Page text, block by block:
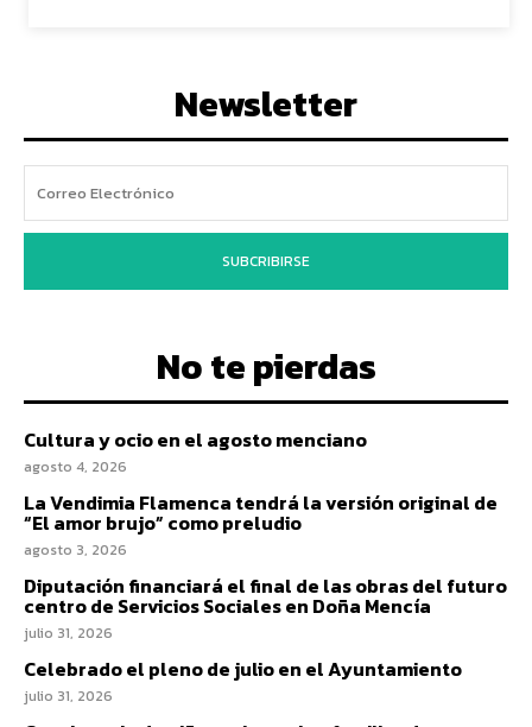
Newsletter
SUBCRIBIRSE
No te pierdas
Cultura y ocio en el agosto menciano
agosto 4, 2026
La Vendimia Flamenca tendrá la versión original de
“El amor brujo” como preludio
agosto 3, 2026
Diputación financiará el final de las obras del futuro
centro de Servicios Sociales en Doña Mencía
julio 31, 2026
Celebrado el pleno de julio en el Ayuntamiento
julio 31, 2026